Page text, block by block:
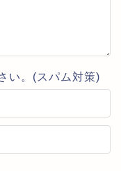
い。(スパム対策)